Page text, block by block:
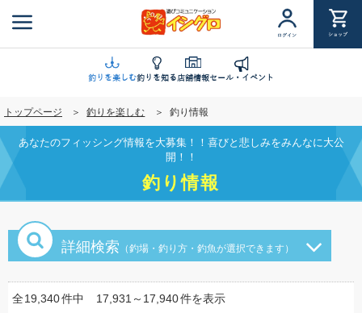
ン
に
移
動
ログイン ショップ
釣りを楽しむ釣りを知る店舗情報セール・イベント
トップページ 釣りを楽しむ 釣り情報
あなたのフィッシング情報を大募集！！喜びと悲しみをみんなに大公
開！！
釣り情報
詳細検索 （釣場・釣り方・釣魚が選択できます）
全19,340件中 17,931～17,940件を表示